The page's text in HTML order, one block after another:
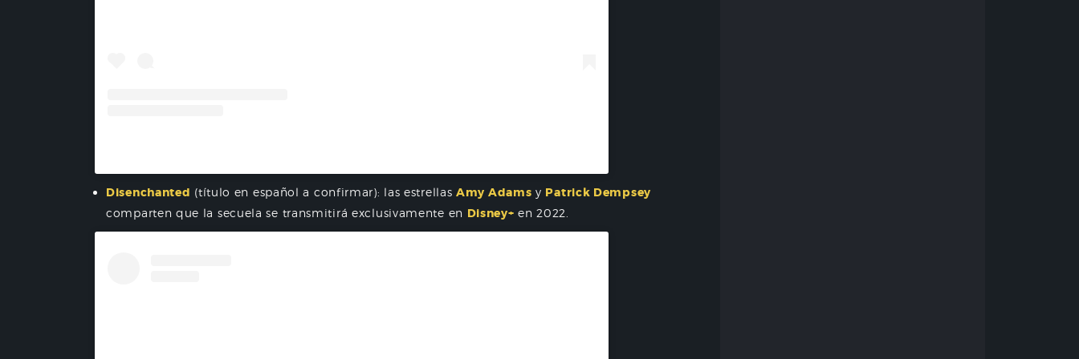
Disenchanted (título en español a confirmar): las estrellasAmy Adams y Patrick Dempsey
comparten que la secuela se transmitirá exclusivamente en Disney+ en 2022.